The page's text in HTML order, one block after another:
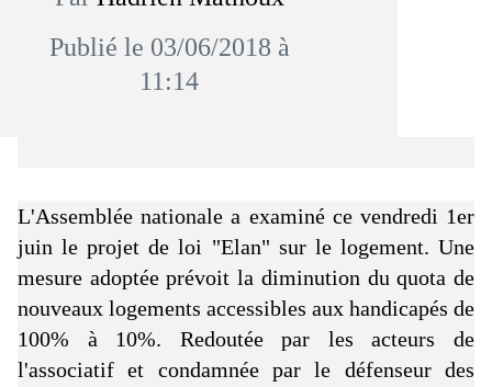
Publié le 03/06/2018 à
11:14
L'Assemblée nationale a examiné ce vendredi 1er
juin le projet de loi "Elan" sur le logement. Une
mesure adoptée prévoit la diminution du quota de
nouveaux logements accessibles aux handicapés de
100% à 10%. Redoutée par les acteurs de
l'associatif et condamnée par le défenseur des